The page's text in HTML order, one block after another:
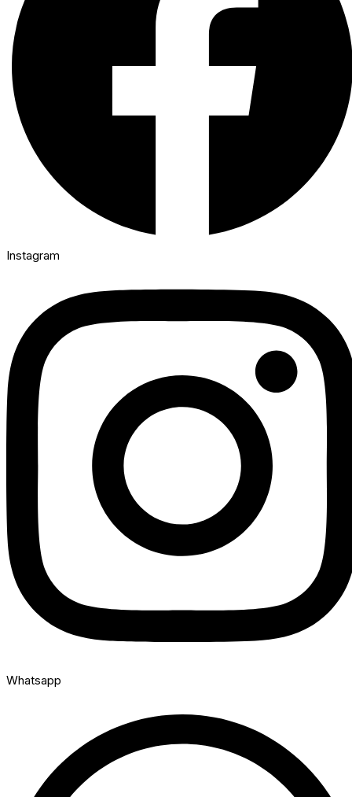
Instagram
Whatsapp